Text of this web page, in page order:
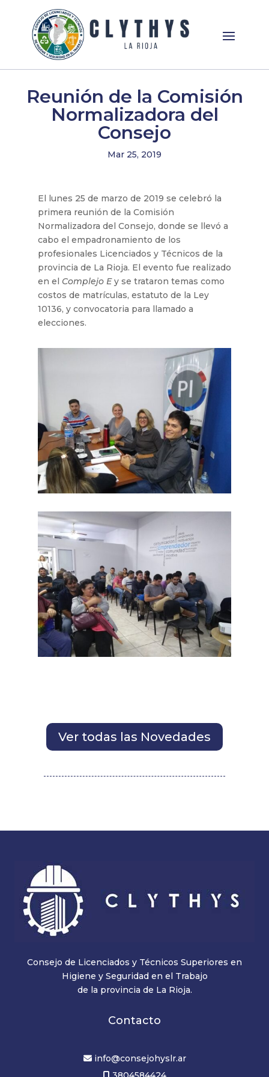
Reunión de la Comisión
Normalizadora del
Consejo
Mar 25, 2019
El lunes 25 de marzo de 2019 se celebró la
primera reunión de la Comisión
Normalizadora del Consejo, donde se llevó a
cabo el empadronamiento de los
profesionales Licenciados y Técnicos de la
provincia de La Rioja. El evento fue realizado
en el Complejo Ey se trataron temas como
costos de matrículas, estatuto de la Ley
10136, y convocatoria para llamado a
elecciones.
Ver todas las Novedades
Consejo de Licenciados y Técnicos Superiores en
Higiene y Seguridad en el Trabajo
de la provincia de La Rioja.
Contacto
info@consejohyslr.ar